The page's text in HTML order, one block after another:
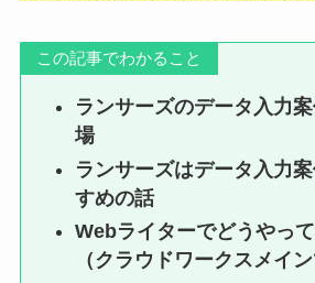
この記事でわかること
ランサーズのデータ入力
場
ランサーズはデータ入力
すめの話
Webライターでどうやっ
（クラウドワークスメイン